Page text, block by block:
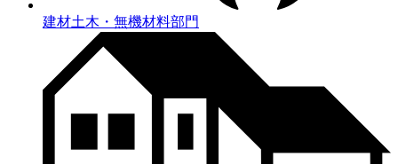
建材土木・無機材料部門